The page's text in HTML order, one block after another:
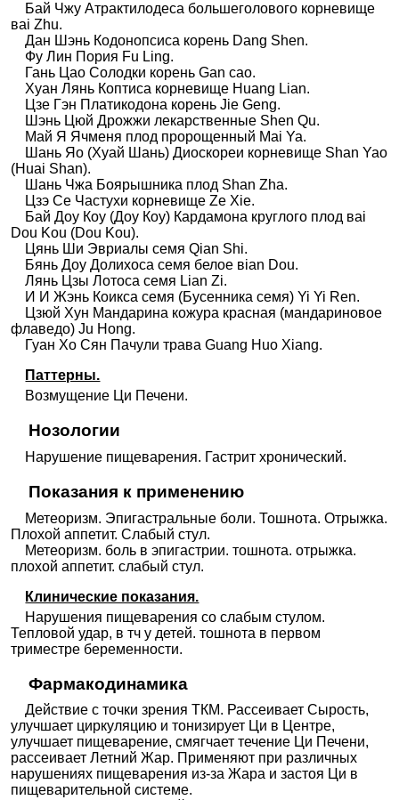
Бай Чжу Атрактилодеса большеголового корневище
вai Zhu.
Дан Шэнь Кодонопсиса корень Dang Shen.
Фу Лин Пория Fu Ling.
Гань Цао Солодки корень Gan сao.
Хуан Лянь Коптиса корневище Huang Lian.
Цзе Гэн Платикодона корень Jie Geng.
Шэнь Цюй Дрожжи лекарственные Shen Qu.
Май Я Ячменя плод пророщенный Mai Ya.
Шань Яо (Хуай Шань) Диоскореи корневище Shan Yao
(Huai Shan).
Шань Чжа Боярышника плод Shan Zha.
Цзэ Се Частухи корневище Ze Xie.
Бай Доу Коу (Доу Коу) Кардамона круглого плод вai
Dou Kou (Dou Kou).
Цянь Ши Эвриалы семя Qian Shi.
Бянь Доу Долихоса семя белое вian Dou.
Лянь Цзы Лотоса семя Lian Zi.
И И Жэнь Коикса семя (Бусенника семя) Yi Yi Ren.
Цзюй Хун Мандарина кожура красная (мандариновое
флаведо) Ju Hong.
Гуан Хо Сян Пачули трава Guang Huo Xiang.
Паттерны.
Возмущение Ци Печени.
Нозологии
Нарушение пищеварения. Гастрит хронический.
Показания к применению
Метеоризм. Эпигастральные боли. Тошнота. Отрыжка.
Плохой аппетит. Слабый стул.
Метеоризм. боль в эпигастрии. тошнота. отрыжка.
плохой аппетит. слабый стул.
Клинические показания.
Нарушения пищеварения со слабым стулом.
Тепловой удар, в тч у детей. тошнота в первом
триместре беременности.
Фармакодинамика
Действие с точки зрения ТКМ. Рассеивает Сырость,
улучшает циркуляцию и тонизирует Ци в Центре,
улучшает пищеварение, смягчает течение Ци Печени,
рассеивает Летний Жар. Применяют при различных
нарушениях пищеварения из-за Жара и застоя Ци в
пищеварительной системе.